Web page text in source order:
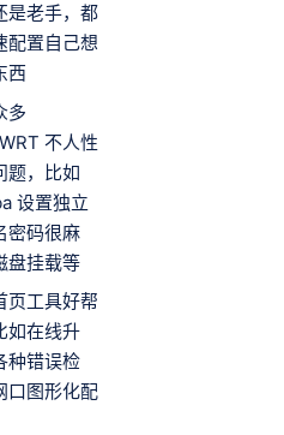
是老手，都
配置自己想
西
多
不人性
题，比如
设置独立
密码很麻
盘挂载等
页工具好帮
如在线升
种错误检
口图形化配